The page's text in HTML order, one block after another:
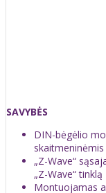
SAVYBĖS
DIN-bėgėlio
„Z-Wave“
„Z-Wave“ tinklą
Montuojamas